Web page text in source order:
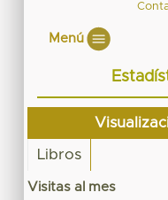
Menú
Libros
Visitas al mes